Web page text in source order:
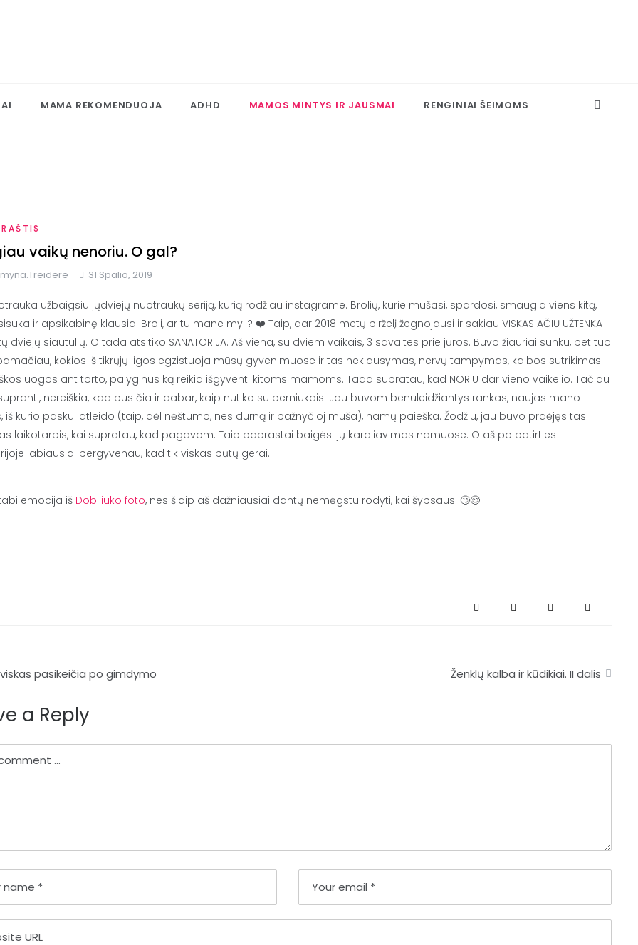
MAMA REKOMENDUOJA ADHD MAMOS MINTYS IR JAUSMAI RENGINIAI ŠEIMOMS
vaikų nenoriu. O gal?
31 Spalio, 2019
užbaigsiu jųdviejų nuotraukų seriją, kurią rodžiau instagrame. Brolių, kurie mušasi, spardosi, smaugia viens kitą,
ir apsikabinę klausia: Broli, ar tu mane myli? ❤️ Taip, dar 2018 metų birželį žegnojausi ir sakiau VISKAS AČIŪ UŽTENKA
dviejų siautulių. O tada atsitiko SANATORIJA. Aš viena, su dviem vaikais, 3 savaites prie jūros. Buvo žiauriai sunku, bet tuo
kokios iš tikrųjų ligos egzistuoja mūsų gyvenimuose ir tas neklausymas, nervų tampymas, kalbos sutrikimas
uogos ant torto, palyginus ką reikia išgyventi kitoms mamoms. Tada supratau, kad NORIU dar vieno vaikelio. Tačiau
nereiškia, kad bus čia ir dabar, kaip nutiko su berniukais. Jau buvom benuleidžiantys rankas, naujas mano
iš kurio paskui atleido (taip, dėl nėštumo, nes durną ir bažnyčioj muša), namų paieška. Žodžiu, jau buvo praėjęs tas
laikotarpis, kai supratau, kad pagavom. Taip paprastai baigėsi jų karaliavimas namuose. O aš po patirties
labiausiai pergyvenau, kad tik viskas būtų gerai.
emocija iš Dobiliuko foto, nes šiaip aš dažniausiai dantų nemėgstu rodyti, kai šypsausi 🙄😊
pasikeičia po gimdymo Ženklų kalba ir kūdikiai. II dalis
a Reply